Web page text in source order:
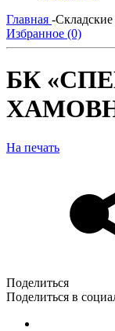
Главная -
Избранное (0)
БК
На печать
Поделиться
Поделиться в